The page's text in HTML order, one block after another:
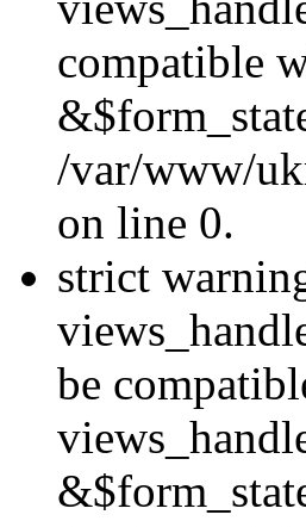
compatible
/var/www/
on line 0.
strict
be